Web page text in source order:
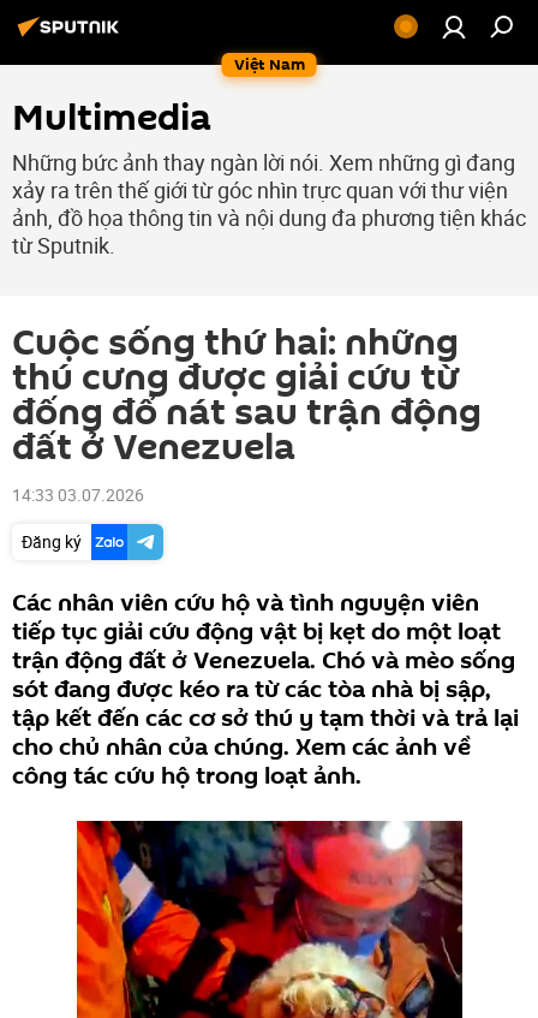
Việt Nam
Multimedia
Những bức ảnh thay ngàn lời nói. Xem những gì đang
xảy ra trên thế giới từ góc nhìn trực quan với thư viện
ảnh, đồ họa thông tin và nội dung đa phương tiện khác
từ Sputnik.
Cuộc sống thứ hai: những
thú cưng được giải cứu từ
đống đổ nát sau trận động
đất ở Venezuela
14:33 03.07.2026
Đăng ký
Các nhân viên cứu hộ và tình nguyện viên
tiếp tục giải cứu động vật bị kẹt do một loạt
trận động đất ở Venezuela. Chó và mèo sống
sót đang được kéo ra từ các tòa nhà bị sập,
tập kết đến các cơ sở thú y tạm thời và trả lại
cho chủ nhân của chúng. Xem các ảnh về
công tác cứu hộ trong loạt ảnh.